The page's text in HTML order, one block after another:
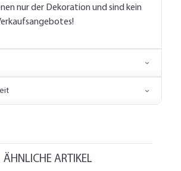
nur der Dekoration und sind kein
ÄHNLICHE ARTIKEL